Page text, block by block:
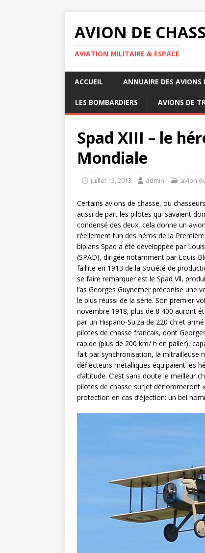
AVION DE
AVIATION MILITAIRE & ESPACE
ACCUEIL ANNUAIRE DES AVIONS
LES BOMBARDIERS AVIONS DE
Spad XIII – le
Mondiale
juillet 15, 2013 admin avion
Certains avions de chasse, ou
aussi de part les pilotes qui savaient
condensé des deux, cela donne un
réellement l’un des héros de la
biplans Spad a été développée par
(SPAD), dirigée notamment par Louis
faillite en 1913 de la Société de
se faire remarquer est le Spad Vll,
l’as Georges Guynemer préconise une
le plus réussi de la série. Son premier
novembre 1918, plus de 8 400 auront
par un Hispano-Suiza de 220 ch et
pilotes de chasse francais, dont
rapide (plus de 200 km/ h en palier),
fait par synchronisation, la mitrailleuse
déflecteurs métalliques équipaient les
d’altitude. C’est sans doute le meilleur
pilotes de chasse surjet dénommeront
protection en cas d’éjection: un bel